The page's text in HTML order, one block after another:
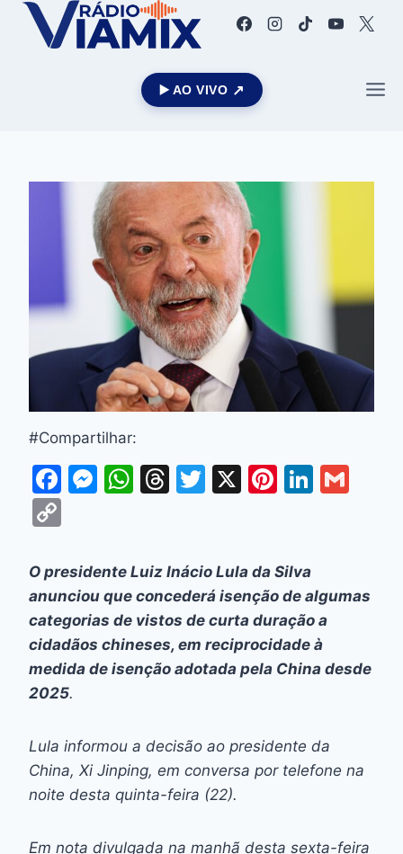
▶️ AO VIVO
#Compartilhar:
F
e
b
o
o
k
M
s
e
n
g
er
W
s
A
p
p
T
a
d
s
T
er
X
Pi
e
st
Li
dI
n
p
y
Li
n
k
O presidente Luiz Inácio Lula da Silva
anunciou que concederá isenção de algumas
categorias de vistos de curta duração a
cidadãos chineses, em reciprocidade à
medida de isenção adotada pela China desde
2025.
Lula informou a decisão ao presidente da
China, Xi Jinping, em conversa por telefone na
noite desta quinta-feira (22).
Em nota divulgada na manhã desta sexta-feira